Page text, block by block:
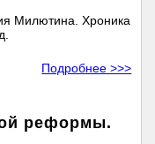
Милютина. Хроника
Подробнее >>>
реформы.